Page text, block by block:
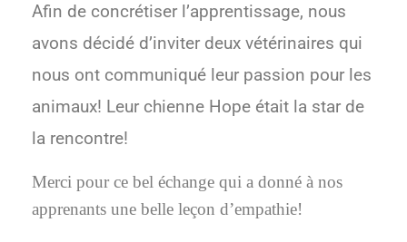
Afin de concrétiser l’apprentissage, nous
avons décidé d’inviter deux vétérinaires qui
nous ont communiqué leur passion pour les
animaux! Leur chienne Hope était la star de
la rencontre!
Merci pour ce bel échange qui a donné à nos
apprenants une belle leçon d’empathie!